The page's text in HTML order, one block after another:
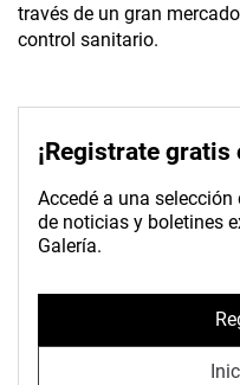
través de un gran
control sanitario.
¡Registrate
Accedé a una
de noticias y boletines
Galería.